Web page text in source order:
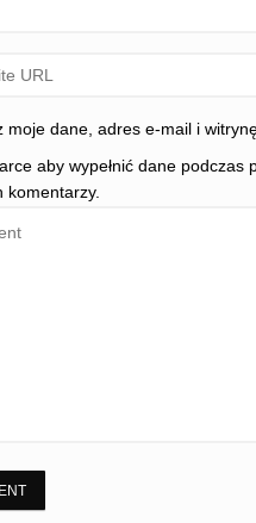
moje dane, adres e-mail i
aby wypełnić dane podczas
komentarzy.